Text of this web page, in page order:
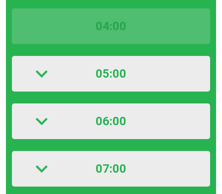
04:00
05:00
06:00
07:00